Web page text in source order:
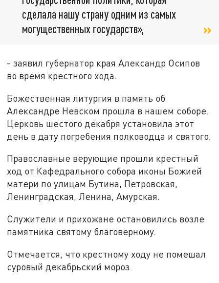
сделала нашу страну одним из самых
могущественных государств»,
- заявил губернатор края Александр Осипов
во время крестного хода.
Божественная литургия в память об
Александре Невском прошла в нашем соборе.
Церковь шестого декабря установила этот
день в дату погребения полководца и святого.
Православные верующие прошли крестный
ход от Кафедрального собора иконы Божией
матери по улицам Бутина, Петровская,
Ленинградская, Ленина, Амурская.
Служители и прихожане остановились возле
памятника святому благоверному.
Отмечается, что крестному ходу не помешал
суровый декабрьский мороз.